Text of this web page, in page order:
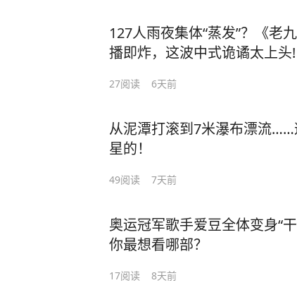
127人雨夜集体“蒸发”？《老
播即炸，这波中式诡谲太上头!
27阅读 6天前
从泥潭打滚到7米瀑布漂流……
星的！
49阅读 7天前
奥运冠军歌手爱豆全体变身“
你最想看哪部？
17阅读 8天前